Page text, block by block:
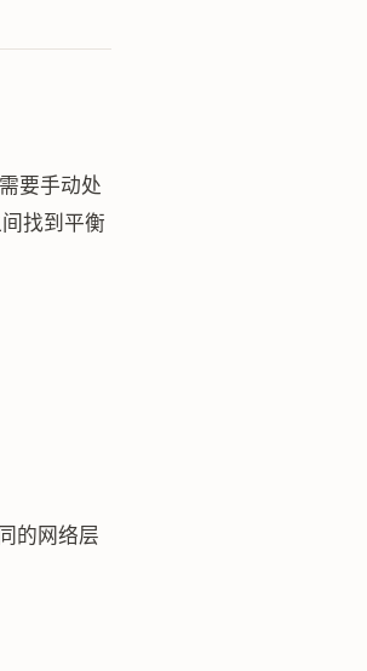
要手动处
找到平衡
的网络层